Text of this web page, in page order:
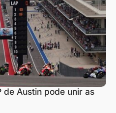
de Austin pode unir as